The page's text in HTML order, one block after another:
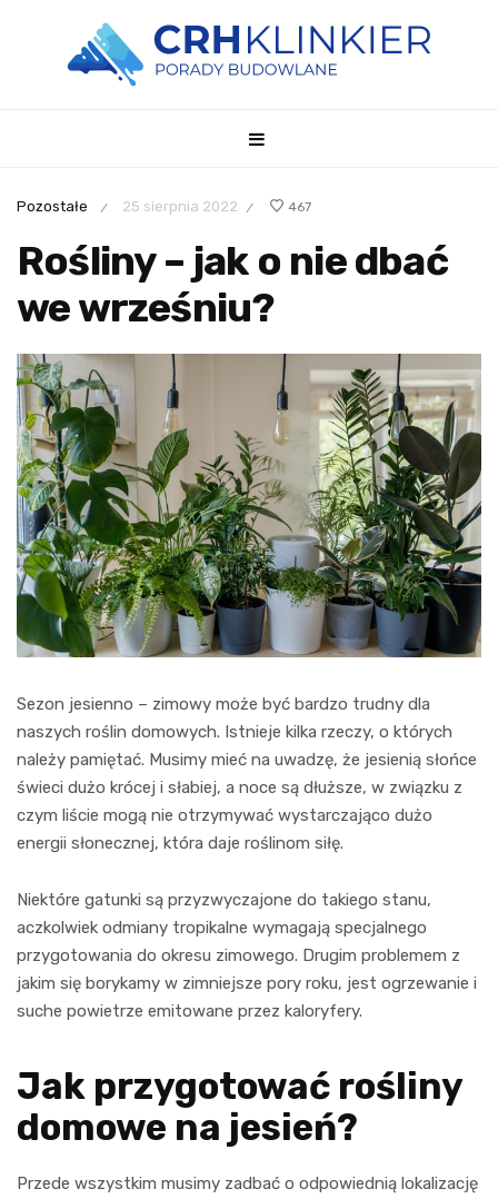
Pozostałe / 25 sierpnia 2022 / 467
Rośliny – jak o nie dbać
we wrześniu?
Sezon jesienno – zimowy może być bardzo trudny dla
naszych roślin domowych. Istnieje kilka rzeczy, o których
należy pamiętać. Musimy mieć na uwadzę, że jesienią słońce
świeci dużo krócej i słabiej, a noce są dłuższe, w związku z
czym liście mogą nie otrzymywać wystarczająco dużo
energii słonecznej, która daje roślinom siłę.
Niektóre gatunki są przyzwyczajone do takiego stanu,
aczkolwiek odmiany tropikalne wymagają specjalnego
przygotowania do okresu zimowego. Drugim problemem z
jakim się borykamy w zimniejsze pory roku, jest ogrzewanie i
suche powietrze emitowane przez kaloryfery.
Jak przygotować rośliny
domowe na jesień?
Przede wszystkim musimy zadbać o odpowiednią lokalizację